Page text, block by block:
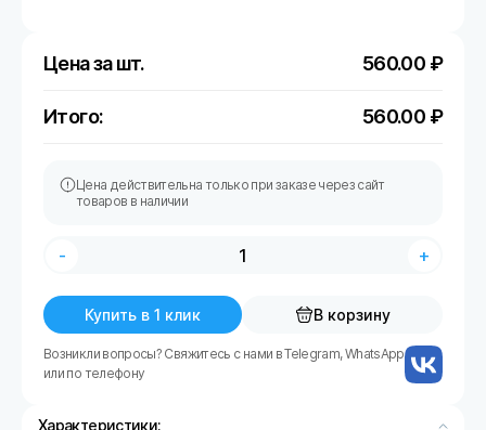
Цена за шт. 560.00 ₽
Итого: 560.00 ₽
Цена действительна только при заказе через сайт
товаров в наличии
- +
Купить в 1 клик В корзину
Возникли вопросы? Свяжитесь с нами в Telegram, WhatsApp
или по телефону
Характеристики: